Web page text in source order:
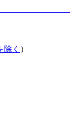
除く ）